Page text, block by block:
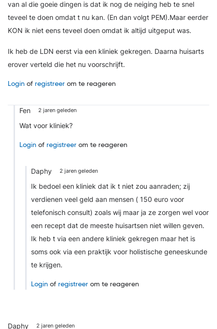
van al die goeie dingen is dat ik nog de neiging heb te snel
teveel te doen omdat t nu kan. (En dan volgt PEM).Maar eerder
KON ik niet eens teveel doen omdat ik altijd uitgeput was.
Ik heb de LDN eerst via een kliniek gekregen. Daarna huisarts
erover verteld die het nu voorschrijft.
Login of registreer om te reageren
Fen 2 jaren geleden
Wat voor kliniek?
Login of registreer om te reageren
Daphy 2 jaren geleden
Ik bedoel een kliniek dat ik t niet zou aanraden; zij
verdienen veel geld aan mensen ( 150 euro voor
telefonisch consult) zoals wij maar ja ze zorgen wel voor
een recept dat de meeste huisartsen niet willen geven.
Ik heb t via een andere kliniek gekregen maar het is
soms ook via een praktijk voor holistische geneeskunde
te krijgen.
Login of registreer om te reageren
Daphy 2 jaren geleden